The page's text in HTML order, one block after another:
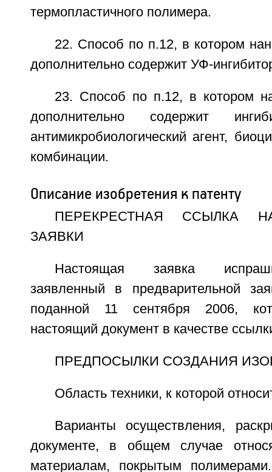
термопластичного полимера.
22. Способ по п.12, в котором
дополнительно содержит УФ-
23. Способ по п.12, в котором
дополнительно содержит
антимикробиологический агент,
комбинации.
Описание изобретения к патенту
ПЕРЕКРЕСТНАЯ ССЫЛКА
ЗАЯВКИ
Настоящая заявка
заявленный в предварительной
поданной 11 сентября 2006,
настоящий документ в качестве
ПРЕДПОСЫЛКИ СОЗДАНИЯ
Область техники, к которой
Варианты осуществления,
документе, в общем случае
материалам, покрытым